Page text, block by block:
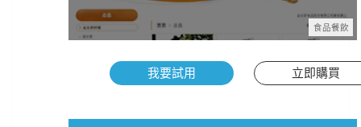
食品餐飲
我要試用 立即購買